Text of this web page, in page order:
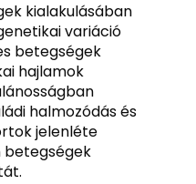
kialakulásában
variáció
betegségek
hajlamok
halmozódás és
jelenléte
betegségek